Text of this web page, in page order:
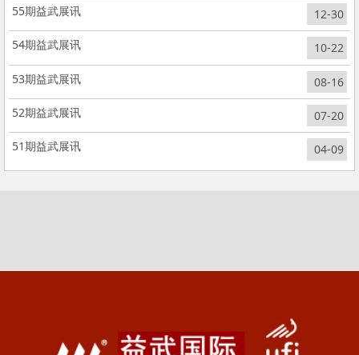
55期益武展讯 12-30
54期益武展讯 10-22
53期益武展讯 08-16
52期益武展讯 07-20
51期益武展讯 04-09